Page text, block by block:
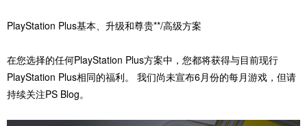
PlayStation Plus基本、升级和尊贵**/高级方案
在您选择的任何PlayStation Plus方案中，您都将获得与目前现行
PlayStation Plus相同的福利。 我们尚未宣布6月份的每月游戏，但请
持续关注PS Blog。